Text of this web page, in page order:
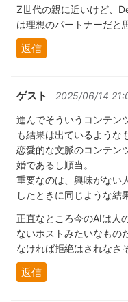
Z世代の親に近いけど、
は理想のパートナーだと
返信
ゲスト 2025/06/14
進んでそういうコンテン
も結果は出ているような
恋愛的な文脈のコンテン
婚であるし順当。
重要なのは、興味がない
したときに同じような結
正直なところ今のAIは人
ないホストみたいなもの
なければ拒絶はされなさ
返信